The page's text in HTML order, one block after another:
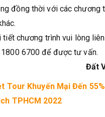
đồng thời với các chương
tiết chương trình vui lòng
6700 để được tư vấn.
Đất
Tour Khuyến Mại Đến
TPHCM 2022